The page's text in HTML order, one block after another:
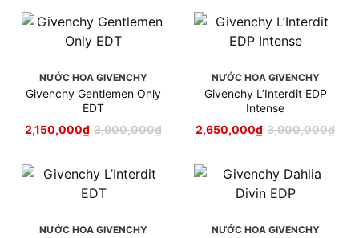
NƯỚC HOA GIVENCHY
Givenchy Gentlemen Only
EDT
3,900,000₫
2,150,000₫
NƯỚC HOA GIVENCHY
Givenchy L’Interdit EDP
Intense
3,900,000₫
2,650,000₫
NƯỚC HOA GIVENCHY NƯỚC HOA GIVENCHY